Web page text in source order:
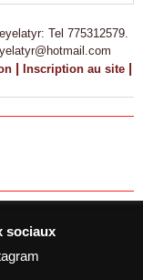
Tel 775312579.
| Inscription au site |
sociaux